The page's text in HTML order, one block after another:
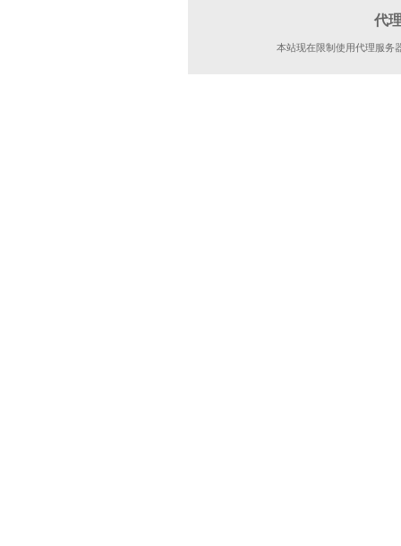
代
本站现在限制使用代理服务